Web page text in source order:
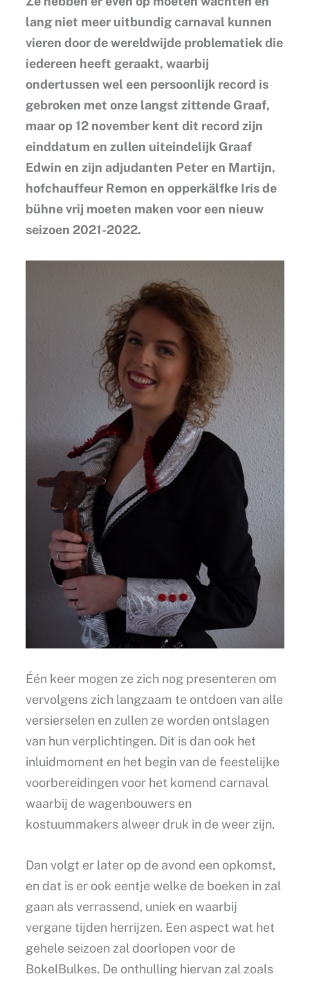
lang niet meer uitbundig carnaval kunnen
vieren door de wereldwijde problematiek die
iedereen heeft geraakt, waarbij
ondertussen wel een persoonlijk record is
gebroken met onze langst zittende Graaf,
maar op 12 november kent dit record zijn
einddatum en zullen uiteindelijk Graaf
Edwin en zijn adjudanten Peter en Martijn,
hofchauffeur Remon en opperkälfke Iris de
bühne vrij moeten maken voor een nieuw
seizoen 2021-2022.
Één keer mogen ze zich nog presenteren om
vervolgens zich langzaam te ontdoen van alle
versierselen en zullen ze worden ontslagen
van hun verplichtingen. Dit is dan ook het
inluidmoment en het begin van de feestelijke
voorbereidingen voor het komend carnaval
waarbij de wagenbouwers en
kostuummakers alweer druk in de weer zijn.
Dan volgt er later op de avond een opkomst,
en dat is er ook eentje welke de boeken in zal
gaan als verrassend, uniek en waarbij
vergane tijden herrijzen. Een aspect wat het
gehele seizoen zal doorlopen voor de
BokelBulkes. De onthulling hiervan zal zoals